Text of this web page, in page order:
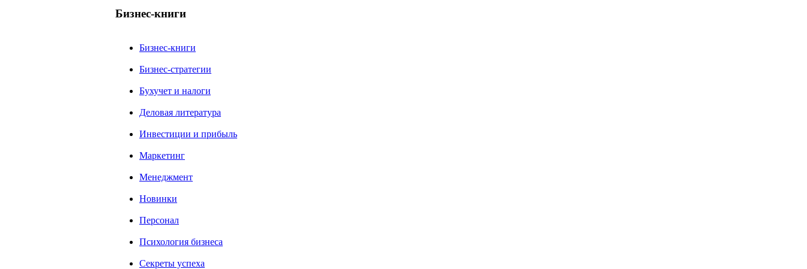
Бизнес-книги
Бизнес-книги
Бизнес-стратегии
Бухучет и налоги
Деловая литература
Инвестиции и прибыль
Маркетинг
Менеджмент
Новинки
Персонал
Психология бизнеса
Секреты успеха